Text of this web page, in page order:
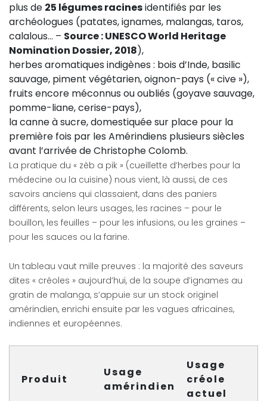
plus de 25 légumes racinesidentifiés par les
archéologues (patates, ignames, malangas, taros,
calalous… – Source : UNESCO World Heritage
Nomination Dossier, 2018),
herbes aromatiques indigènes : bois d’Inde, basilic
sauvage, piment végétarien, oignon-pays (« cive »),
fruits encore méconnus ou oubliés (goyave sauvage,
pomme-liane, cerise-pays),
la canne à sucre, domestiquée sur place pour la
première fois par les Amérindiens plusieurs siècles
avant l’arrivée de Christophe Colomb.
La pratique du « zèb a pik » (cueillette d’herbes pour la
médecine ou la cuisine) nous vient, là aussi, de ces
savoirs anciens qui classaient, dans des paniers
différents, selon leurs usages, les racines – pour le
bouillon, les feuilles – pour les infusions, ou les graines –
pour les sauces ou la farine.
Un tableau vaut mille preuves : la majorité des saveurs
dites « créoles » aujourd’hui, de la soupe d’ignames au
gratin de malanga, s’appuie sur un stock originel
amérindien, enrichi ensuite par les vagues africaines,
indiennes et européennes.
Produit
Usage
amérindien
Usage
créole
actuel